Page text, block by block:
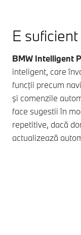
E suficient
BMW Intelligent
inteligent, care
funcţii precum
şi comenzile
face sugestii în
repetitive, dacă
actualizează